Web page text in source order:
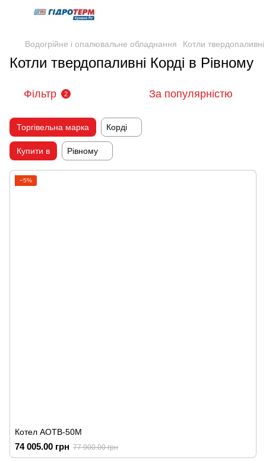
Водогрійне і опалювальне обладнання Котли твердопаливні
Котли твердопаливні Корді в Рівному
Фільтр 2 За популярністю
Торгівельна марка Корді
Купити в Рівному
−5%
Котел АОТВ-50М
74 005.00 грн 77 900.00 грн